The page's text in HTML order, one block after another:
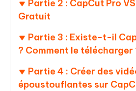
Partie 2 : CapCut Pro
Gratuit
Partie 3 : Existe-t-il
? Comment le télécharger
Partie 4 : Créer des
époustouflantes sur